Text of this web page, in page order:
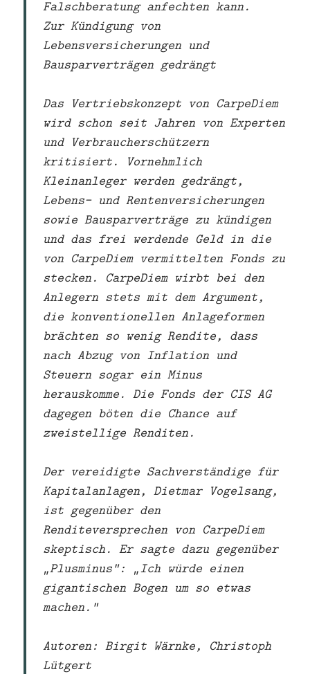
Falschberatung anfechten kann.
Zur Kündigung von
Lebensversicherungen und
Bausparverträgen gedrängt
Das Vertriebskonzept von CarpeDiem
wird schon seit Jahren von Experten
und Verbraucherschützern
kritisiert. Vornehmlich
Kleinanleger werden gedrängt,
Lebens- und Rentenversicherungen
sowie Bausparverträge zu kündigen
und das frei werdende Geld in die
von CarpeDiem vermittelten Fonds zu
stecken. CarpeDiem wirbt bei den
Anlegern stets mit dem Argument,
die konventionellen Anlageformen
brächten so wenig Rendite, dass
nach Abzug von Inflation und
Steuern sogar ein Minus
herauskomme. Die Fonds der CIS AG
dagegen böten die Chance auf
zweistellige Renditen.
Der vereidigte Sachverständige für
Kapitalanlagen, Dietmar Vogelsang,
ist gegenüber den
Renditeversprechen von CarpeDiem
skeptisch. Er sagte dazu gegenüber
„Plusminus“: „Ich würde einen
gigantischen Bogen um so etwas
machen.“
Autoren: Birgit Wärnke, Christoph
Lütgert